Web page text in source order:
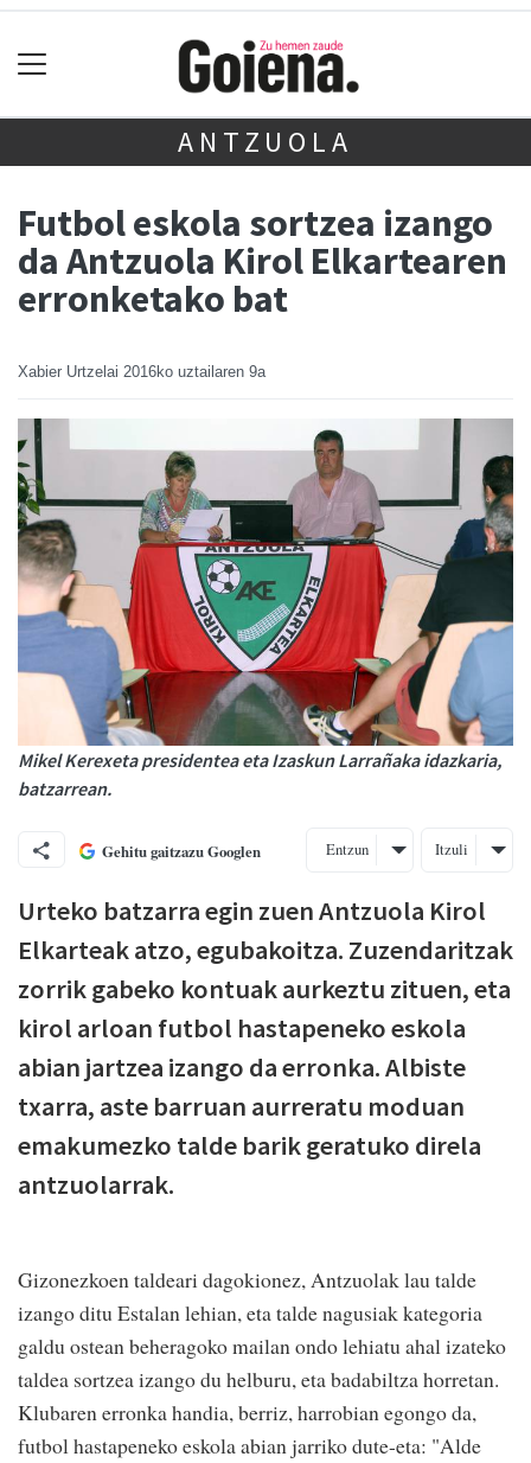
ANTZUOLA
Futbol eskola sortzea izango
da Antzuola Kirol Elkartearen
erronketako bat
Xabier Urtzelai 2016ko uztailaren 9a
Mikel Kerexeta presidentea eta Izaskun Larrañaka idazkaria,
batzarrean.
Gehitu gaitzazu Googlen Entzun Itzuli
Urteko batzarra egin zuen Antzuola Kirol
Elkarteak atzo, egubakoitza. Zuzendaritzak
zorrik gabeko kontuak aurkeztu zituen, eta
kirol arloan futbol hastapeneko eskola
abian jartzea izango da erronka. Albiste
txarra, aste barruan aurreratu moduan
emakumezko talde barik geratuko direla
antzuolarrak.
Gizonezkoen taldeari dagokionez, Antzuolak lau talde
izango ditu Estalan lehian, eta talde nagusiak kategoria
galdu ostean beheragoko mailan ondo lehiatu ahal izateko
taldea sortzea izango du helburu, eta badabiltza horretan.
Klubaren erronka handia, berriz, harrobian egongo da,
futbol hastapeneko eskola abian jarriko dute-eta: "Alde